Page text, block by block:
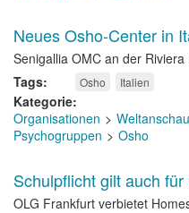
Neues Osho-Center in
Senigallia OMC an der
Tags
Osho Italien
Kategorie
Organisationen
Psychogruppen
Osho
Schulpflicht gilt auch für
OLG Frankfurt verbietet